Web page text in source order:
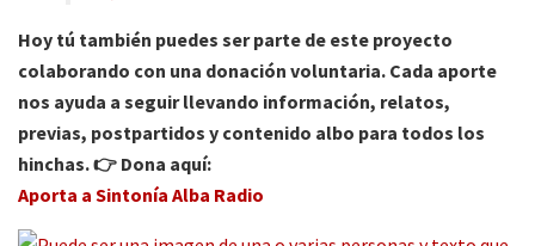
Hoy tú también puedes ser parte de este proyecto
colaborando con una donación voluntaria. Cada aporte
nos ayuda a seguir llevando información, relatos,
previas, postpartidos y contenido albo para todos los
hinchas. 👉 Dona aquí:
Aporta a Sintonía Alba Radio